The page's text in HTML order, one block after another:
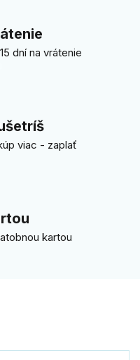
dní na vrátenie
viac - zaplať
kartou